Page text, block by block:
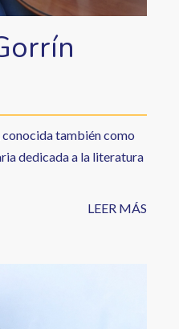
también como
dedicada a la literatura
LEER MÁS